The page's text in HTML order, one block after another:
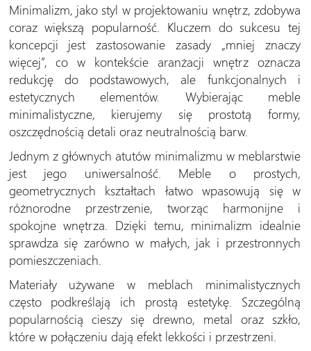
Minimalizm, jako styl w projektowaniu wnętrz, zdobywa
coraz większą popularność. Kluczem do sukcesu tej
koncepcji jest zastosowanie zasady „mniej znaczy
więcej”, co w kontekście aranżacji wnętrz oznacza
redukcję do podstawowych, ale funkcjonalnych i
estetycznych elementów. Wybierając meble
minimalistyczne, kierujemy się prostotą formy,
oszczędnością detali oraz neutralnością barw.
Jednym z głównych atutów minimalizmu w meblarstwie
jest jego uniwersalność. Meble o prostych,
geometrycznych kształtach łatwo wpasowują się w
różnorodne przestrzenie, tworząc harmonijne i
spokojne wnętrza. Dzięki temu, minimalizm idealnie
sprawdza się zarówno w małych, jak i przestronnych
pomieszczeniach.
Materiały używane w meblach minimalistycznych
często podkreślają ich prostą estetykę. Szczególną
popularnością cieszy się drewno, metal oraz szkło,
które w połączeniu dają efekt lekkości i przestrzeni.